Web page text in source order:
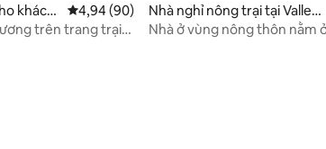
khách
Xếp hạng trung bình 4,94/5, 90 đánh giá
4,94 (90)
trên trang trại
Nhà nghỉ nông trại tại Valley
View
Nhà ở vùng nông thôn nằm